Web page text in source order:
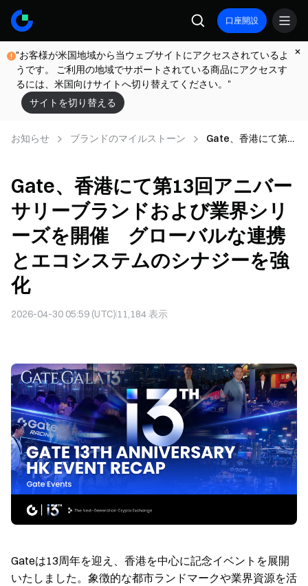
口座開設
"お客様が米国地域から当ウェブサイトにアクセスされているよ
うです。 ご利用の地域でサポートされている商品にアクセスす
るには、米国向けサイトへ切り替えてください。"
サイトを切り替える
お知らせ ブランドのマイルストーン
Gate、香港にて第
シリーズを開催 グ
ローバルな連携とエ
コシステムのシナジ
ーを強化
Gate、香港にて第13回アニバー
サリーブランドおよび業界シリ
ーズを開催 グローバルな連携
とエコシステムのシナジーを強
化
2026-04-30 05:59 (UTC) 11,184表示
Gateは13周年を迎え、香港を中心に記念イベントを展開
いたしました。象徴的な都市ランドマークや業界資源を活